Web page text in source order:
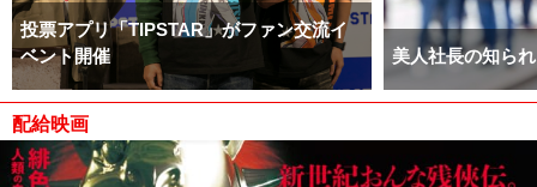
投票アプリ「TIPSTAR」がファン交流イ
ベント開催
美人社長の知ら
配給映画